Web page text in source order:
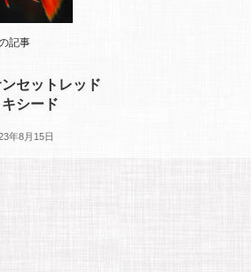
記事
セットレッド
シード
年8月15日